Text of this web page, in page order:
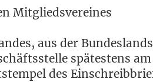
Mitgliedsvereines
aus der
spä­tes­tens
des